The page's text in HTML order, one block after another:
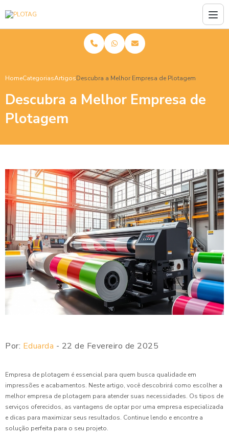
HomeCategoriasArtigosDescubra a Melhor Empresa de Plotagem
Descubra a Melhor Empresa de
Plotagem
Por: Eduarda - 22 de Fevereiro de 2025
Empresa de plotagem é essencial para quem busca qualidade em
impressões e acabamentos. Neste artigo, você descobrirá como escolher a
melhor empresa de plotagem para atender suas necessidades. Os tipos de
serviços oferecidos, as vantagens de optar por uma empresa especializada
e dicas para maximizar seus resultados. Continue lendo e encontre a
solução perfeita para o seu projeto.